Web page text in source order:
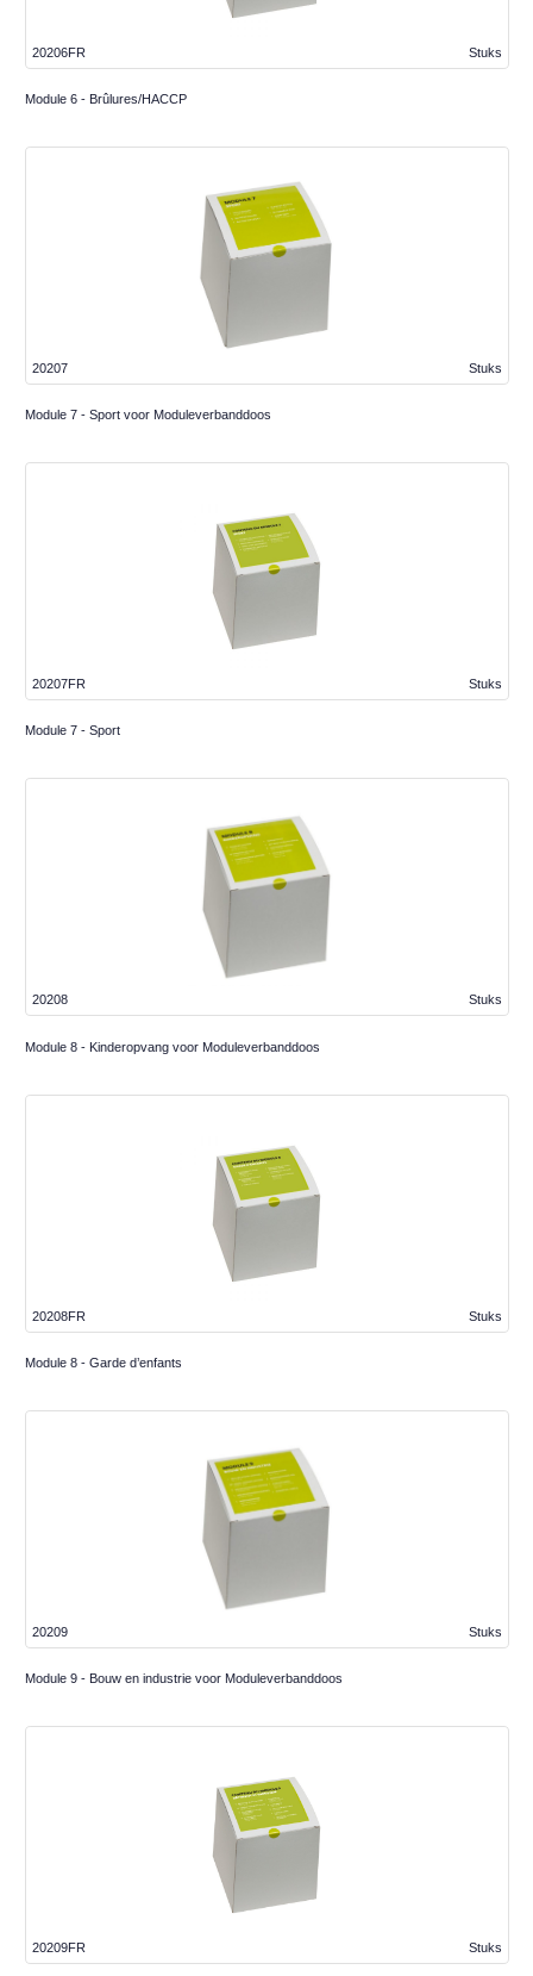
Stuks
20206FR
Module 6 - Brûlures/HACCP
Stuks
20207
Module 7 - Sport voor Moduleverbanddoos
Stuks
20207FR
Module 7 - Sport
Stuks
20208
Module 8 - Kinderopvang voor Moduleverbanddoos
Stuks
20208FR
Module 8 - Garde d’enfants
Stuks
20209
Module 9 - Bouw en industrie voor Moduleverbanddoos
Stuks
20209FR